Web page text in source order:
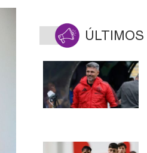
ÚLTIMOS